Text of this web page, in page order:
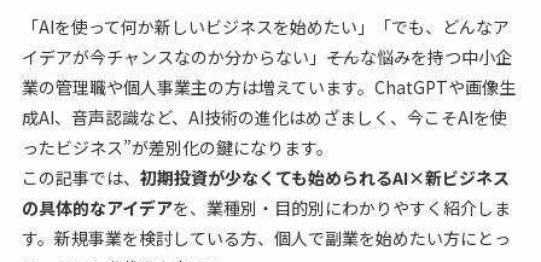
「AIを使って何か新しいビジネスを始めたい」「でも、どんなア
イデアが今チャンスなのか分からない」――そんな悩みを持つ中小企
業の管理職や個人事業主の方は増えています。ChatGPTや画像生
成AI、音声認識など、AI技術の進化はめざましく、今こそAIを使
ったビジネス”が差別化の鍵になります。
この記事では、 初期投資が少なくても始められるAI×新ビジネス
の具体的なアイデアを、業種別・目的別にわかりやすく紹介しま
す。新規事業を検討している方、個人で副業を始めたい方にとっ